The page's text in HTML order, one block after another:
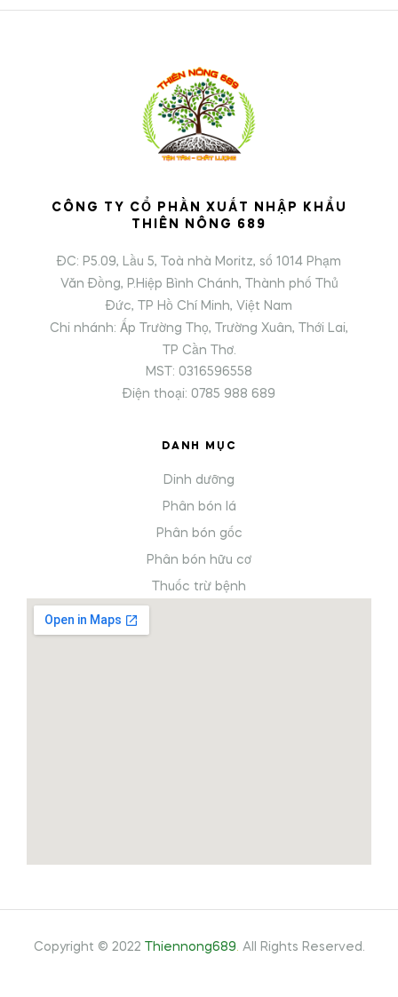
CÔNG TY CỔ PHẦN XUẤT NHẬP KHẨU
THIÊN NÔNG 689
ĐC: P5.09, Lầu 5, Toà nhà Moritz, số 1014 Phạm
Văn Đồng, P.Hiệp Bình Chánh, Thành phố Thủ
Đức, TP Hồ Chí Minh, Việt Nam
Chi nhánh: Ấp Trường Thọ, Trường Xuân, Thới Lai,
TP Cần Thơ.
MST: 0316596558
Điện thoại: 0785 988 689
DANH MỤC
Dinh dưỡng
Phân bón lá
Phân bón gốc
Phân bón hữu cơ
Thuốc trừ bệnh
Copyright © 2022 Thiennong689. All Rights Reserved.